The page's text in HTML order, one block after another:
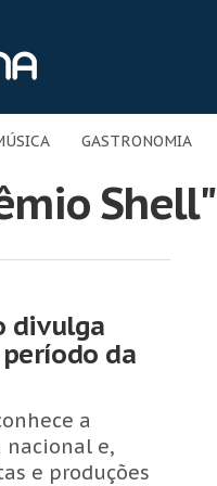
GASTRONOMIA
Shell"
divulga
da
a
nacional e,
e produções